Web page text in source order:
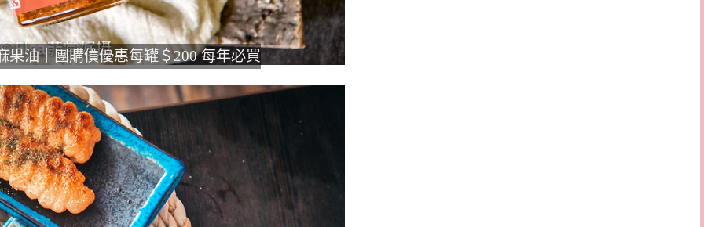
油｜團購價優惠每罐＄200 每年必買